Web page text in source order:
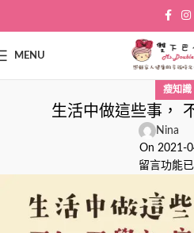
MENU
瘦知識
生活中做這些事，
Nina
On 2021-
留言功能